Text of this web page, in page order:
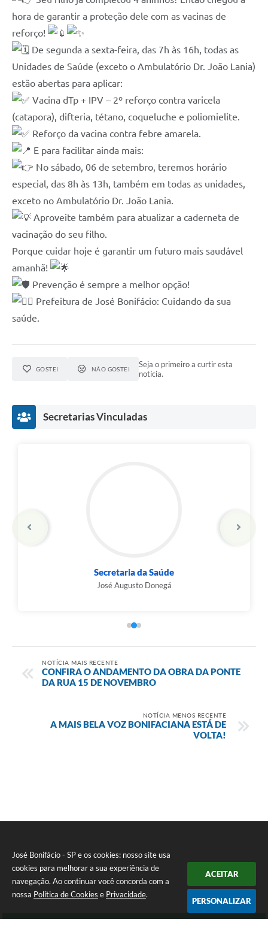
José Bonifácio - SP e os cookies: nosso site usa
cookies para melhorar a sua experiência de
navegação. Ao continuar você concorda com a
nossa Política de Cookies e Privacidade.
ACEITAR
PERSONALIZAR
hora de garantir a proteção dele com as vacinas de
reforço!
De segunda a sexta-feira, das 7h às 16h, todas as
Unidades de Saúde (exceto o Ambulatório Dr. João Lania)
estão abertas para aplicar:
Vacina dTp + IPV – 2º reforço contra varicela
(catapora), difteria, tétano, coqueluche e poliomielite.
Reforço da vacina contra febre amarela.
E para facilitar ainda mais:
No sábado, 06 de setembro, teremos horário
especial, das 8h às 13h, também em todas as unidades,
exceto no Ambulatório Dr. João Lania.
Aproveite também para atualizar a caderneta de
vacinação do seu filho.
Porque cuidar hoje é garantir um futuro mais saudável
amanhã!
Prevenção é sempre a melhor opção!
Prefeitura de José Bonifácio: Cuidando da sua
saúde.
GOSTEI NÃO GOSTEI
Seja o primeiro a curtir esta
notícia.
Secretarias Vinculadas
Secretaria da Saúde
José Augusto Donegá
NOTÍCIA MAIS RECENTE
CONFIRA O ANDAMENTO DA OBRA DA PONTE
DA RUA 15 DE NOVEMBRO
NOTÍCIA MENOS RECENTE
A MAIS BELA VOZ BONIFACIANA ESTÁ DE
VOLTA!